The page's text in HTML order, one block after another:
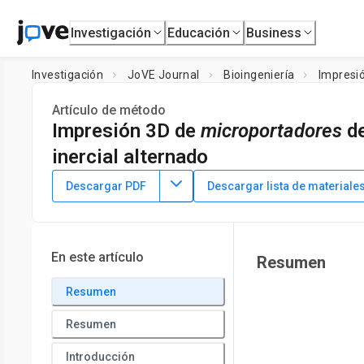
Investigación Educación Business
Investigación JoVE Journal Bioingeniería
Artículo de método
Impresión 3D de microportadores
inercial alternado
DOI: 10.3791/62252 ⸱ 21 de abril de 2021
Tiankun Liu*1,2,Yongchun Shao*1,2,Zitong Wang1,2,
Beijing
Department of Mechanical Engineering,
Descargar PDF Descargar lista de
En este artículo
Resumen
Resumen
Introducción
Resumen